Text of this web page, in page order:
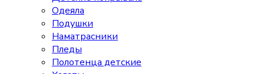
Одеяла
Подушки
Наматрасники
Пледы
Полотенца детские